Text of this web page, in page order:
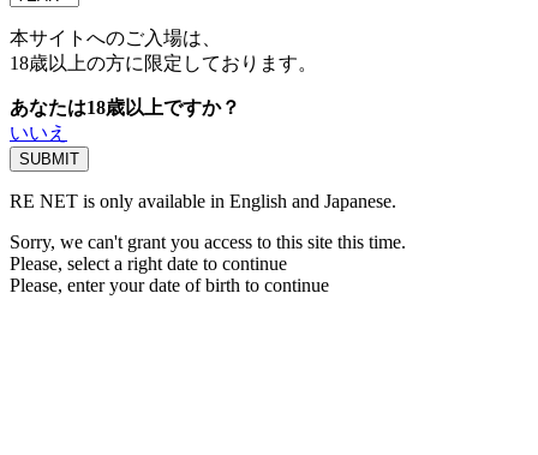
本サイトへのご入場は、
18歳以上の方に限定しております。
あなたは18歳以上ですか？
いいえ
RE NET is only available in English and Japanese.
Sorry, we can't grant you access to this site this time.
Please, select a right date to continue
Please, enter your date of birth to continue